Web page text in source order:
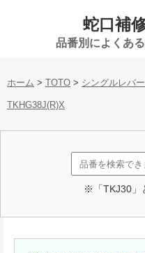
蛇口補
品番別によくあ
ホーム > TOTO > シングルレバ
TKHG38J(R)X
※「TKJ30」